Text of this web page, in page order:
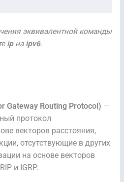
эквивалентной команды
ipна ipv6.
Gateway Routing Protocol) —
протокол
векторов расстояния,
отсутствующие в других
на основе векторов
и IGRP.